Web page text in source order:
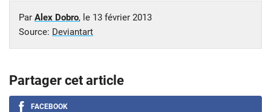
Par Alex Dobro, le 13 février 2013
Source: Deviantart
Partager cet article
FACEBOOK